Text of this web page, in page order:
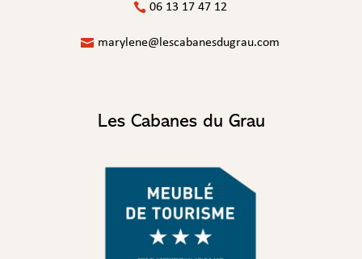
06 13 17 47 12
marylene@lescabanesdugrau.com
Les Cabanes du Grau